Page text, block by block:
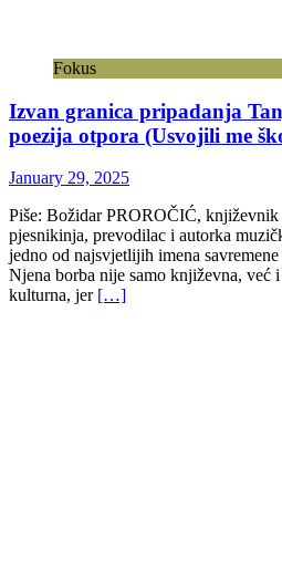
Fokus
Izvan granica pripadanja
poezija otpora (Usvojili me
January 29, 2025
Piše: Božidar PROROČIĆ,
pjesnikinja, prevodilac i autorka
jedno od najsvjetlijih imena
Njena borba nije samo književna, već
kulturna, jer […]